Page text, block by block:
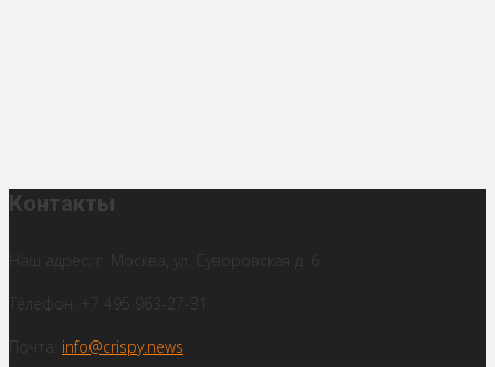
Контакты
Наш адрес: г. Москва, ул. Суворовская д. 6
Телефон: +7 495 963-27-31
Почта: info@crispy.news